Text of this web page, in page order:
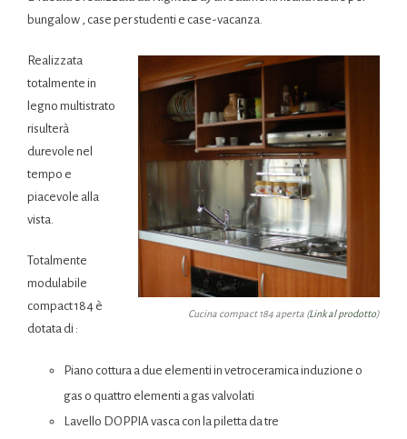
bungalow , case per studenti e case-vacanza.
Cucina compact 184 aperta (Link al prodotto)
Realizzata
totalmente in
legno multistrato
risulterà
durevole nel
tempo e
piacevole alla
vista.
Totalmente
modulabile
compact 184 è
dotata di :
Piano cottura a due elementi in vetroceramica induzione o
gas o quattro elementi a gas valvolati
Lavello DOPPIA vasca con la piletta da tre